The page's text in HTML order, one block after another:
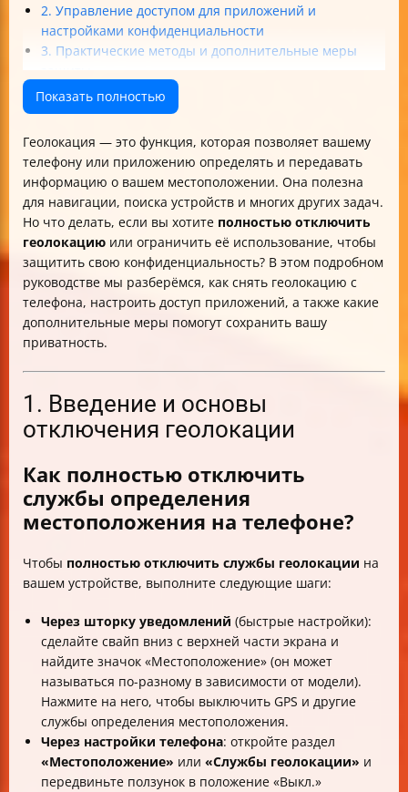
2. Управление доступом для приложений и
настройками конфиденциальности
3. Практические методы и дополнительные меры
4. Проверка, удаление и управление историей
местоположений
Итог
Показать полностью
Геолокация — это функция, которая позволяет вашему
телефону или приложению определять и передавать
информацию о вашем местоположении. Она полезна
для навигации, поиска устройств и многих других задач.
Но что делать, если вы хотите полностью отключить
геолокацию или ограничить её использование, чтобы
защитить свою конфиденциальность? В этом подробном
руководстве мы разберёмся, как снять геолокацию с
телефона, настроить доступ приложений, а также какие
дополнительные меры помогут сохранить вашу
приватность.
1. Введение и основы
отключения геолокации
Как полностью отключить
службы определения
местоположения на телефоне?
Чтобы полностью отключить службы геолокации на
вашем устройстве, выполните следующие шаги:
Через шторку уведомлений (быстрые настройки):
сделайте свайп вниз с верхней части экрана и
найдите значок «Местоположение» (он может
называться по-разному в зависимости от модели).
Нажмите на него, чтобы выключить GPS и другие
службы определения местоположения.
Через настройки телефона: откройте раздел
«Местоположение» или «Службы геолокации» и
передвиньте ползунок в положение «Выкл.»